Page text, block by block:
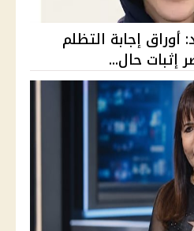
محمد: أوراق إجابة التظلم
إثبات حال...